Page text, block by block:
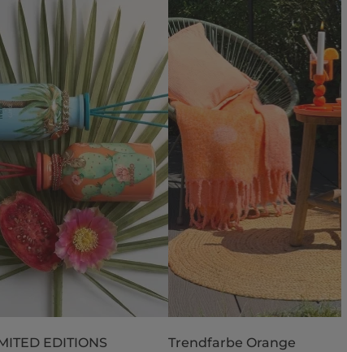
EDITIONS
Trendfarbe Orange